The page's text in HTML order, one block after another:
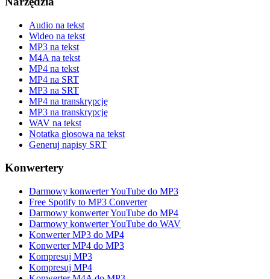
Audio na tekst
Wideo na tekst
MP3 na tekst
M4A na tekst
MP4 na tekst
MP4 na SRT
MP3 na SRT
MP4 na transkrypcję
MP3 na transkrypcję
WAV na tekst
Notatka głosowa na tekst
Generuj napisy SRT
Konwertery
Darmowy konwerter YouTube do MP3
Free Spotify to MP3 Converter
Darmowy konwerter YouTube do MP4
Darmowy konwerter YouTube do WAV
Konwerter MP3 do MP4
Konwerter MP4 do MP3
Kompresuj MP3
Kompresuj MP4